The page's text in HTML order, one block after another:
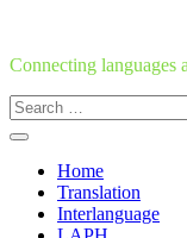
content
Connecting languages
Search
for:
Home
Translation
Interlanguage